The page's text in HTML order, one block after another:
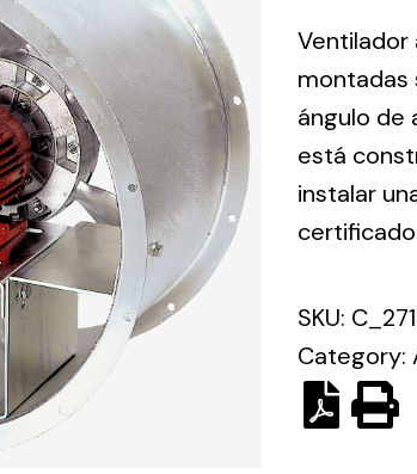
eléctrico.
Lighting and
Electrical
Equipment
Complete
solutions in
lighting and
The
offer
Ventilador
montadas
ángulo de
está
instalar
certificado
SKU:
Category: